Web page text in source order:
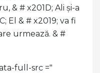
& # x201D; Ali și-a
El & # x2019; va fi
urmează. & #
full-src ="